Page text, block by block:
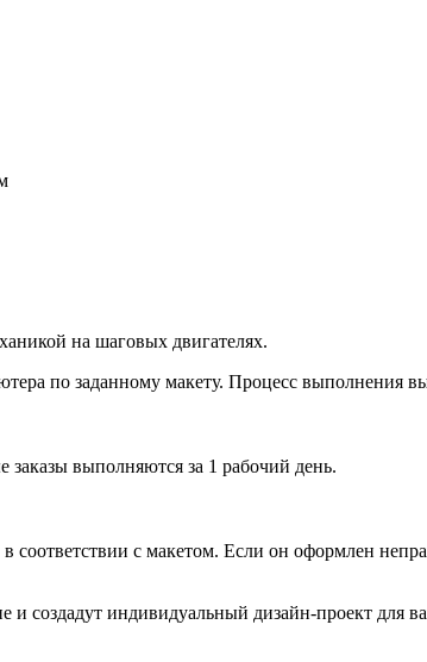
на шаговых двигателях.
по заданному макету. Процесс выполнения
заказы выполняются за 1 рабочий день.
с макетом. Если он оформлен
создадут индивидуальный дизайн-проект для